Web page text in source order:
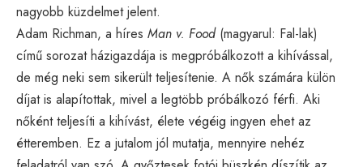
nagyobb küzdelmet jelent.
Adam Richman, a híres Man v. Food(magyarul: Fal-lak)
című sorozat házigazdája is megpróbálkozott a kihívással,
de még neki sem sikerült teljesítenie. A nők számára külön
díjat is alapítottak, mivel a legtöbb próbálkozó férfi. Aki
nőként teljesíti a kihívást, élete végéig ingyen ehet az
étteremben. Ez a jutalom jól mutatja, mennyire nehéz